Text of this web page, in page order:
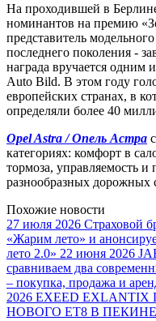
На проходившей в
номинантов на премию
представитель модельного
последнего поколения -
награда вручается одним
Auto Bild. В этом году
европейских странах, в
определяли более 40
Opel Astra / Опель Астра
категориях: комфорт в
тормоза, управляемость и
разнообразных дорожных
Похожие новости
27 июля 2026 Страховой
«Жарим лето» и
лето 2.0» 22 июня 2026
сравниваем два
– покупка, продажа и
2026 EXEED
НОВОГО ET8 В ПЕКИНЕ